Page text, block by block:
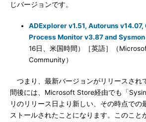
じバージョンです。
ADExplorer v1.51, Autoruns v14.07,
Process Monitor v3.87 and Sysmon
16日、米国時間）［英語］（
Community）
つまり、最新バージョンがリリースされ
間後には、Microsoft Store経由でも「
リのリリース日より新しい、その時点での
ストールされたことになります。このこと